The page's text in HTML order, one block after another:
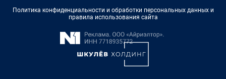
Политика конфиденциальности и обработки персональных данных и
правила использования сайта